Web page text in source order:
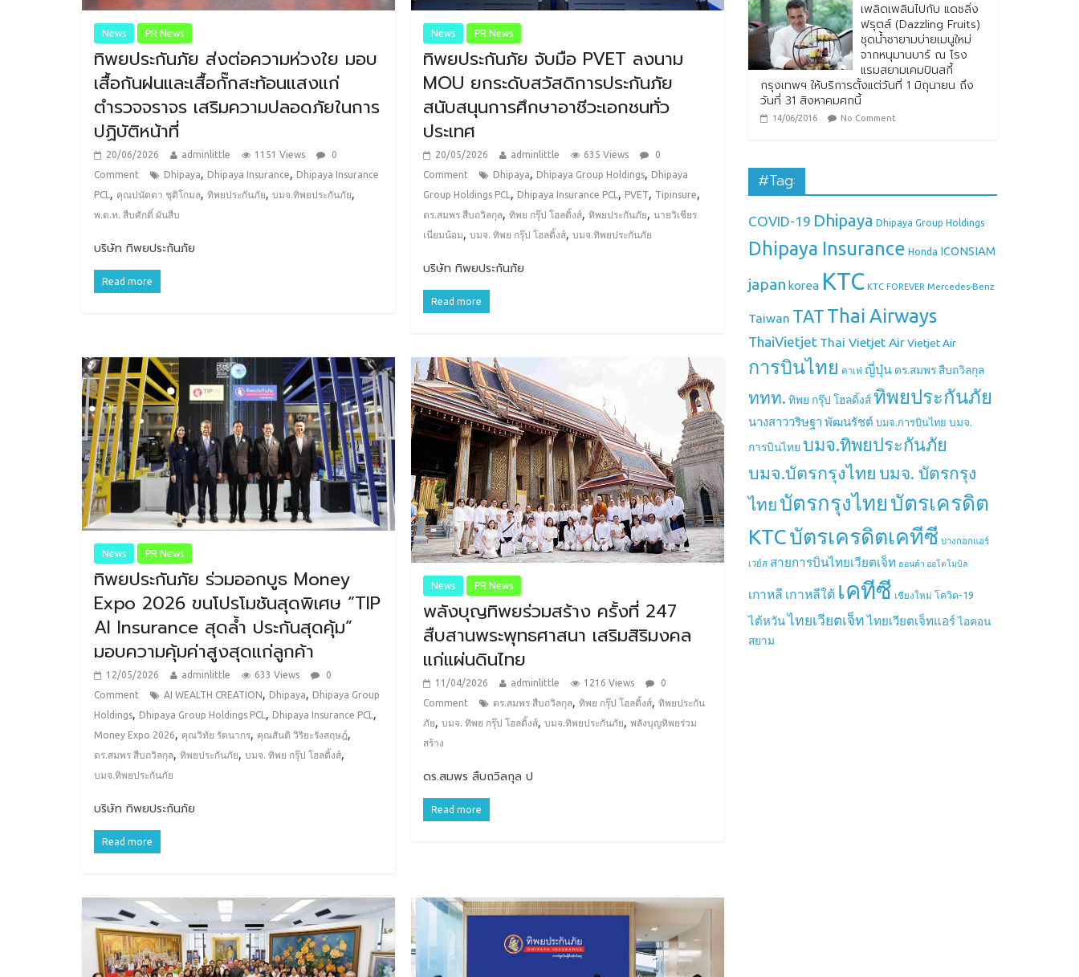
News PR News
ทิพยประกันภัย ส่งต่อความห่วงใย มอบ
เสื้อกันฝนและเสื้อกั๊กสะท้อนแสงแก่
ตำรวจจราจร เสริมความปลอดภัยในการ
ปฏิบัติหน้าที่
20/06/2026 adminlittle 1151 Views
0
Comment
Dhipaya Dhipaya Insurance
Dhipaya Insurance
PCL
คุณปนัดดา ชุติโกมล ทิพยประกันภัย บมจ.ทิพยประกันภัย
พ.ต.ท. สืบศักดิ์ ผันสืบ
บริษัท ทิพยประกันภัย
Read more
News PR News
ทิพยประกันภัย จับมือ PVET ลงนาม
MOU ยกระดับสวัสดิการประกันภัย
สนับสนุนการศึกษาอาชีวะเอกชนทั่ว
ประเทศ
20/05/2026 adminlittle 635 Views
0
Comment
Dhipaya Dhipaya Group Holdings
Dhipaya
Group Holdings PCL
Dhipaya Insurance PCL PVET Tipinsure
ดร.สมพร สืบถวิลกุล ,ทิพย กรุ๊ป โฮลดิ้งส์ ,ทิพยประกันภัย ,นายวิเชียร
เนียมน้อม
,บมจ. ทิพย กรุ๊ป โฮลดิ้งส์ ,บมจ.ทิพยประกันภัย
บริษัท ทิพยประกันภัย
Read more
News PR News
ทิพยประกันภัย ร่วมออกบูธ Money
Expo 2026 ขนโปรโมชันสุดพิเศษ “TIP
AI Insurance สุดล้ำ ประกันสุดคุ้ม”
มอบความคุ้มค่าสูงสุดแก่ลูกค้า
12/05/2026 adminlittle 633 Views
0
Comment
AI WEALTH CREATION , Dhipaya, Dhipaya Group
Holdings, Dhipaya Group Holdings PCL , Dhipaya Insurance PCL ,
Money Expo 2026, คุณวิทัย รัตนากร, คุณสันติ วิริยะรังสฤษฎ์,
ดร.สมพร สืบถวิลกุล, ทิพยประกันภัย, บมจ. ทิพย กรุ๊ป โฮลดิ้งส์,
บมจ.ทิพยประกันภัย
บริษัท ทิพยประกันภัย
Read more
News PR News
พลังบุญทิพยร่วมสร้าง ครั้งที่ 247
สืบสานพระพุทธศาสนา เสริมสิริมงคล
แก่แผ่นดินไทย
11/04/2026 adminlittle 1216 Views
0
Comment
ดร.สมพร สืบถวิลกุล,ทิพย กรุ๊ป โฮลดิ้งส์,ทิพยประกัน
ภัย,บมจ. ทิพย กรุ๊ป โฮลดิ้งส์,บมจ.ทิพยประกันภัย,พลังบุญทิพยร่วม
สร้าง
ดร.สมพร สืบถวิลกุล ป
Read more
เพลิดเพลินไปกับ แดซลิ่ง
ฟรุตส์ (Dazzling Fruits)
ชุดน้ำชายามบ่ายเมนูใหม่
จากหนุมานบาร์ ณ โรง
แรมสยามเคมปินสกี้
กรุงเทพฯ ให้บริการตั้งแต่วันที่ 1 มิถุนายน ถึง
วันที่ 31 สิงหาคมศกนี้
14/06/2016 No Comment
#Tag:
COVID-19 Dhipaya Dhipaya Group Holdings
Dhipaya Insurance Honda ICONSIAM
japan korea KTC KTC FOREVER Mercedes-Benz
Taiwan TAT Thai Airways
ThaiVietjet Thai Vietjet AirVietjet Air
การบินไทย คาเฟ่ ญี่ปุ่น ดร.สมพร สืบถวิลกุล
ททท. ทิพย กรุ๊ป โฮลดิ้งส์ทิพยประกันภัย
นางสาววริษฐา พัฒนรัชต์ บมจ.การบินไทย บมจ.
การบินไทย บมจ.ทิพยประกันภัย
บมจ.บัตรกรุงไทย บมจ. บัตรกรุง
ไทย บัตรกรุงไทย บัตรเครดิต
KTCบัตรเครดิตเคทีซี บางกอกแอร์
เวย์ส สายการบินไทยเวียตเจ็ท ฮอนด้า ออโตโมบิล
เกาหลี เกาหลีใต้ เคทีซี เชียงใหม่ โควิด-19
ไต้หวันไทยเวียตเจ็ท ไทยเวียตเจ็ทแอร์ไอคอน
สยาม